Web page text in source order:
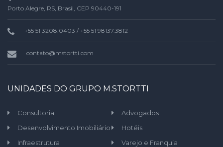
Porto Alegre, RS, Brasil, CEP 90440-191
+55 51 3208.0403 / +55 51 98137.3812
contato@mstortti.com
UNIDADES DO GRUPO M.STORTTI
Consultoria
Advogados
Desenvolvimento Imobiliário
Hotéis
Infraestrutura
Varejo e Franquia